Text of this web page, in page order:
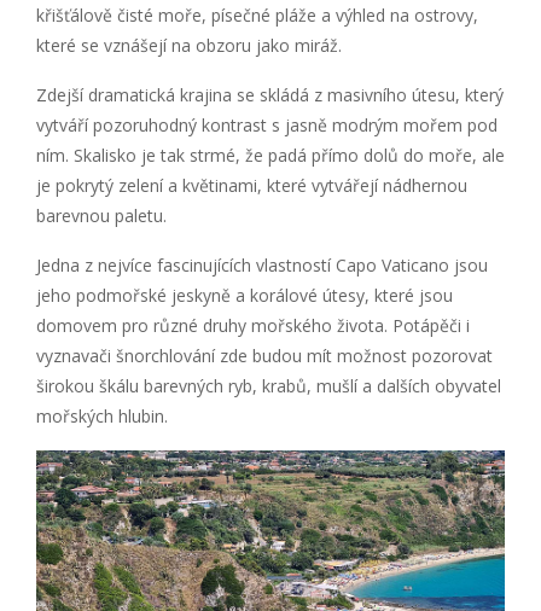
křišťálově čisté moře, písečné pláže a výhled na ostrovy,
které se vznášejí na obzoru jako miráž.
Zdejší dramatická krajina se skládá z masivního útesu, který
vytváří pozoruhodný kontrast s jasně modrým mořem pod
ním. Skalisko je tak strmé, že padá přímo dolů do moře, ale
je pokrytý zelení a květinami, které vytvářejí nádhernou
barevnou paletu.
Jedna z nejvíce fascinujících vlastností Capo Vaticano jsou
jeho podmořské jeskyně a korálové útesy, které jsou
domovem pro různé druhy mořského života. Potápěči i
vyznavači šnorchlování zde budou mít možnost pozorovat
širokou škálu barevných ryb, krabů, mušlí a dalších obyvatel
mořských hlubin.